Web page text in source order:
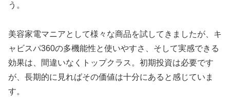
う。
美容家電マニアとして様々な商品を試してきましたが、キ
ャビスパ360の多機能性と使いやすさ、そして実感できる
効果は、間違いなくトップクラス。初期投資は必要です
が、長期的に見ればその価値は十分にあると感じていま
す。